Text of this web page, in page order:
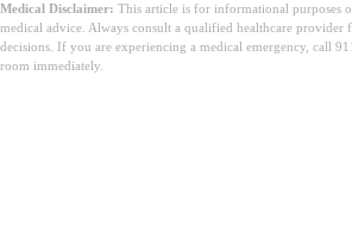
Medical Disclaimer: This article is for informational purposes
medical advice. Always consult a qualified healthcare provider
decisions. If you are experiencing a medical emergency, call
room immediately.